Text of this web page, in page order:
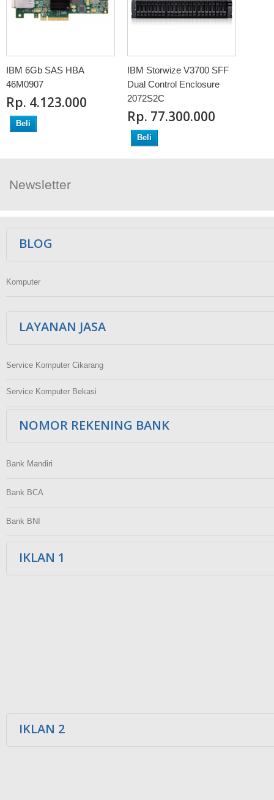
IBM 6Gb SAS HBA
46M0907
Rp‎. 4.123.000
Beli
IBM Storwize V3700 SFF
Dual Control Enclosure
2072S2C
Rp‎. 77.300.000
Beli
Newsletter
BLOG
Komputer
LAYANAN JASA
Service Komputer Cikarang
Service Komputer Bekasi
NOMOR REKENING BANK
Bank Mandiri
Bank BCA
Bank BNI
IKLAN 1
IKLAN 2